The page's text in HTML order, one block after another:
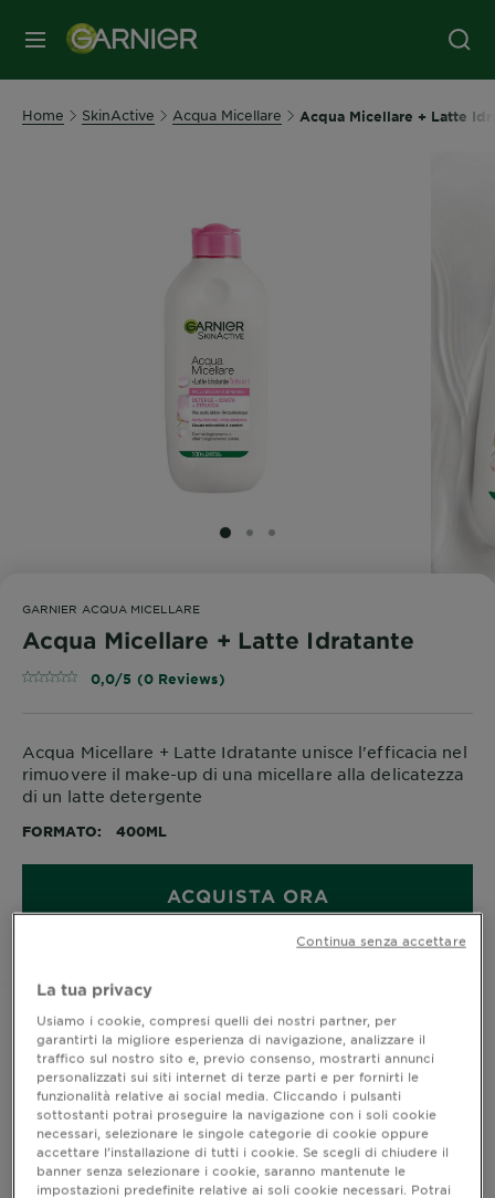
MENU
Home SkinActive Acqua Micellare Acqua Micellare + Latte
SLIDE 1
SLIDE 2
SLIDE 3
GARNIER ACQUA MICELLARE
Acqua Micellare + Latte Idratante
0,0/5 (0 Reviews)
Acqua Micellare + Latte Idratante unisce l'efficacia nel
rimuovere il make-up di una micellare alla delicatezza
di un latte detergente
FORMATO 400ML
ACQUISTA ORA
INFORMAZIONI PRODOTTO
CLOSE SUBPANEL
PRECAUZIONI D’USO
La tua privacy
Usiamo i cookie, compresi quelli dei nostri partner, per
garantirti la migliore esperienza di navigazione, analizzare il
traffico sul nostro sito e, previo consenso, mostrarti annunci
personalizzati sui siti internet di terze parti e per fornirti le
funzionalità relative ai social media. Cliccando i pulsanti
sottostanti potrai proseguire la navigazione con i soli cookie
necessari, selezionare le singole categorie di cookie oppure
accettare l’installazione di tutti i cookie. Se scegli di chiudere il
banner senza selezionare i cookie, saranno mantenute le
impostazioni predefinite relative ai soli cookie necessari. Potrai
Continua senza accettare